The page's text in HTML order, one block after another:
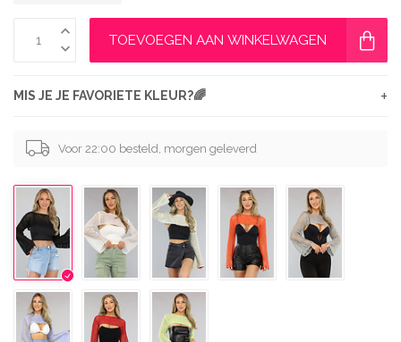
TOEVOEGEN AAN WINKELWAGEN
MIS JE JE FAVORIETE KLEUR?🌈 +
Voor 22:00 besteld, morgen geleverd